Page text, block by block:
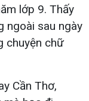
lớp 9. Thấy
ngoài sau ngày
chuyện chữ
Cần Thơ,